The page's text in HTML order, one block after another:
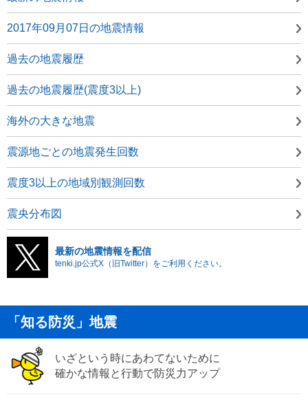
2017年09月07日の地震情報
過去の地震履歴
過去の地震履歴(震度3以上)
海外の大きな地震
震源地ごとの地震発生回数
震度3以上の地域別観測回数
震央分布図
最新の地震情報を配信
tenki.jp公式X（旧Twitter）をご利用ください。
「知る防災」地震
いざという時にあわてないために
確かな情報と行動で防災力アップ